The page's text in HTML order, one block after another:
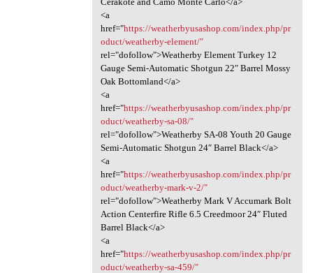
<a
href="https://weatherbyusashop.com/index.php/pr
oduct/weatherby-element/"
rel="dofollow">Weatherby Element Turkey 12
Gauge Semi-Automatic Shotgun 22″ Barrel Mossy
Oak Bottomland</a>
<a
href="https://weatherbyusashop.com/index.php/pr
oduct/weatherby-sa-08/"
rel="dofollow">Weatherby SA-08 Youth 20 Gauge
Semi-Automatic Shotgun 24″ Barrel Black</a>
<a
href="https://weatherbyusashop.com/index.php/pr
oduct/weatherby-mark-v-2/"
rel="dofollow">Weatherby Mark V Accumark Bolt
Action Centerfire Rifle 6.5 Creedmoor 24″ Fluted
Barrel Black</a>
<a
href="https://weatherbyusashop.com/index.php/pr
oduct/weatherby-sa-459/"